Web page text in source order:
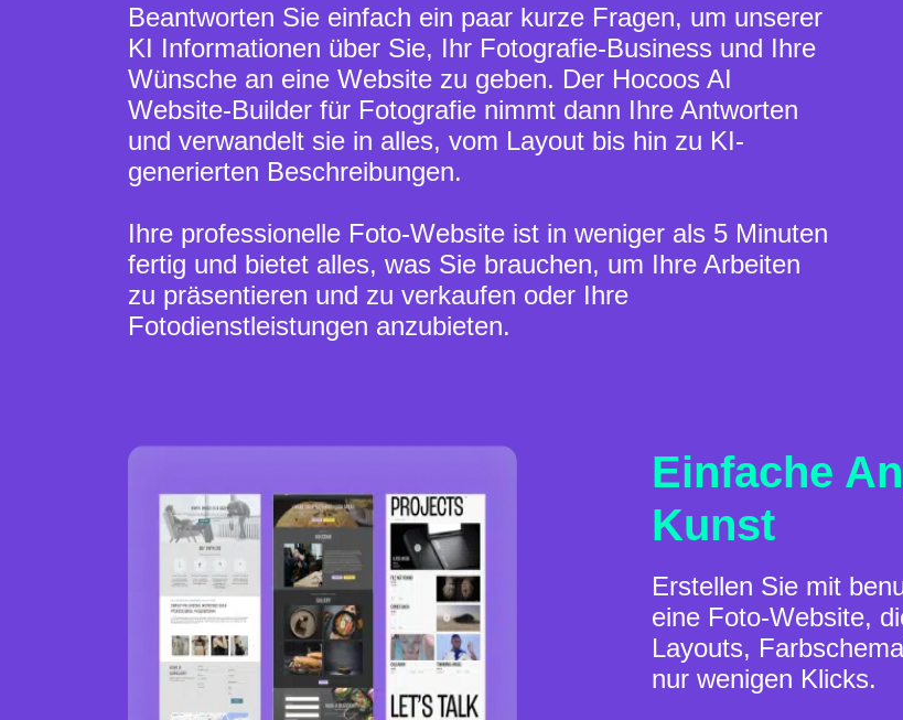
Beantworten Sie einfach ein paar kurze Fragen, um unserer
KI Informationen über Sie, Ihr Fotografie-Business und Ihre
Wünsche an eine Website zu geben. Der Hocoos AI
Website-Builder für Fotografie nimmt dann Ihre Antworten
und verwandelt sie in alles, vom Layout bis hin zu KI-
generierten Beschreibungen.
Ihre professionelle Foto-Website ist in weniger als 5 Minuten
fertig und bietet alles, was Sie brauchen, um Ihre Arbeiten
zu präsentieren und zu verkaufen oder Ihre
Fotodienstleistungen anzubieten.
Einfache
Kunst
Erstellen Sie mit
eine Foto-Website,
Layouts,
nur wenigen Klicks.